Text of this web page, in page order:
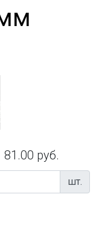
81.00 руб.
шт.